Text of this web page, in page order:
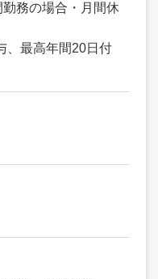
務の場合・月間休
、最高年間20日付